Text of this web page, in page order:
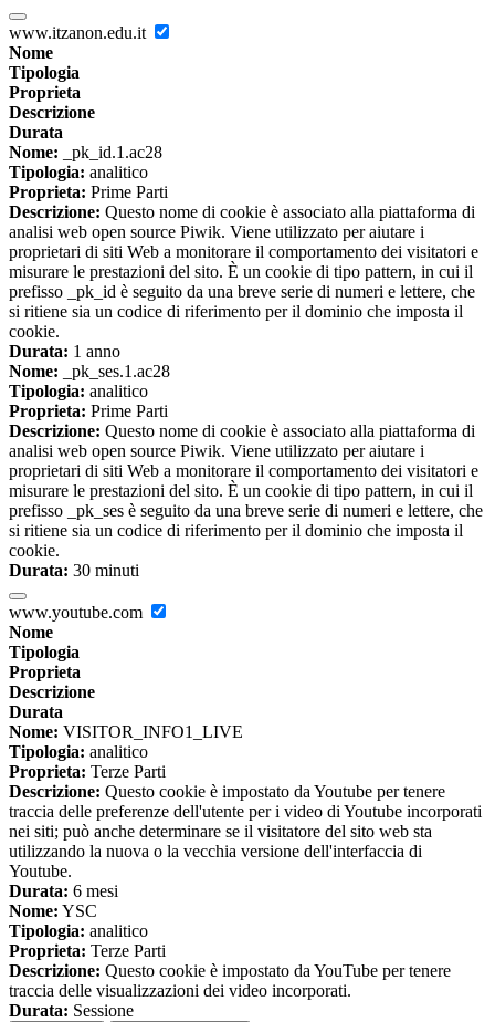
www.itzanon.edu.it
Nome
Tipologia
Proprieta
Descrizione
Durata
Nome: _pk_id.1.ac28
Tipologia: analitico
Proprieta: Prime Parti
Descrizione: Questo nome di cookie è associato alla piattaforma di
analisi web open source Piwik. Viene utilizzato per aiutare i
proprietari di siti Web a monitorare il comportamento dei visitatori e
misurare le prestazioni del sito. È un cookie di tipo pattern, in cui il
prefisso _pk_id è seguito da una breve serie di numeri e lettere, che
si ritiene sia un codice di riferimento per il dominio che imposta il
cookie.
Durata: 1 anno
Nome: _pk_ses.1.ac28
Tipologia: analitico
Proprieta: Prime Parti
Descrizione: Questo nome di cookie è associato alla piattaforma di
analisi web open source Piwik. Viene utilizzato per aiutare i
proprietari di siti Web a monitorare il comportamento dei visitatori e
misurare le prestazioni del sito. È un cookie di tipo pattern, in cui il
prefisso _pk_ses è seguito da una breve serie di numeri e lettere, che
si ritiene sia un codice di riferimento per il dominio che imposta il
cookie.
Durata: 30 minuti
www.youtube.com
Nome
Tipologia
Proprieta
Descrizione
Durata
Nome: VISITOR_INFO1_LIVE
Tipologia: analitico
Proprieta: Terze Parti
Descrizione: Questo cookie è impostato da Youtube per tenere
traccia delle preferenze dell'utente per i video di Youtube incorporati
nei siti; può anche determinare se il visitatore del sito web sta
utilizzando la nuova o la vecchia versione dell'interfaccia di
Youtube.
Durata: 6 mesi
Nome: YSC
Tipologia: analitico
Proprieta: Terze Parti
Descrizione: Questo cookie è impostato da YouTube per tenere
traccia delle visualizzazioni dei video incorporati.
Durata: Sessione